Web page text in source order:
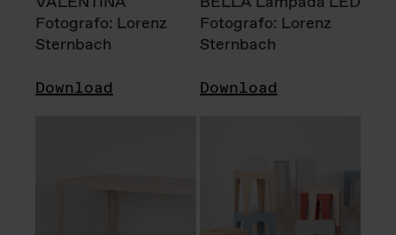
Fotografo: Lorenz
Sternbach
Download
Fotografo: Lorenz
Sternbach
Download